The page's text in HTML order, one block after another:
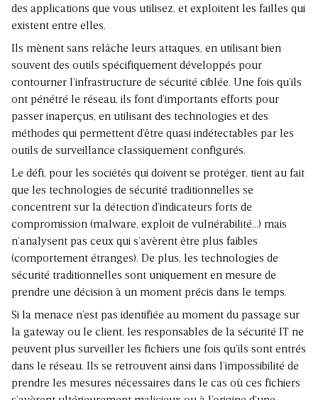
des applications que vous utilisez, et exploitent les failles qui
existent entre elles.
Ils mènent sans relâche leurs attaques, en utilisant bien
souvent des outils spécifiquement développés pour
contourner l’infrastructure de sécurité ciblée. Une fois qu’ils
ont pénétré le réseau, ils font d’importants efforts pour
passer inaperçus, en utilisant des technologies et des
méthodes qui permettent d’être quasi indétectables par les
outils de surveillance classiquement configurés.
Le défi, pour les sociétés qui doivent se protéger, tient au fait
que les technologies de sécurité traditionnelles se
concentrent sur la détection d’indicateurs forts de
compromission (malware, exploit de vulnérabilité…) mais
n’analysent pas ceux qui s’avèrent être plus faibles
(comportement étranges). De plus, les technologies de
sécurité traditionnelles sont uniquement en mesure de
prendre une décision à un moment précis dans le temps.
Si la menace n’est pas identifiée au moment du passage sur
la gateway ou le client, les responsables de la sécurité IT ne
peuvent plus surveiller les fichiers une fois qu’ils sont entrés
dans le réseau. Ils se retrouvent ainsi dans l’impossibilité de
prendre les mesures nécessaires dans le cas où ces fichiers